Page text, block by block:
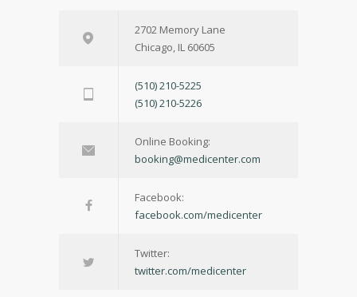
2702 Memory Lane
Chicago, IL 60605
(510) 210-5225
(510) 210-5226
Online Booking:
booking@medicenter.com
Facebook:
facebook.com/medicenter
Twitter:
twitter.com/medicenter